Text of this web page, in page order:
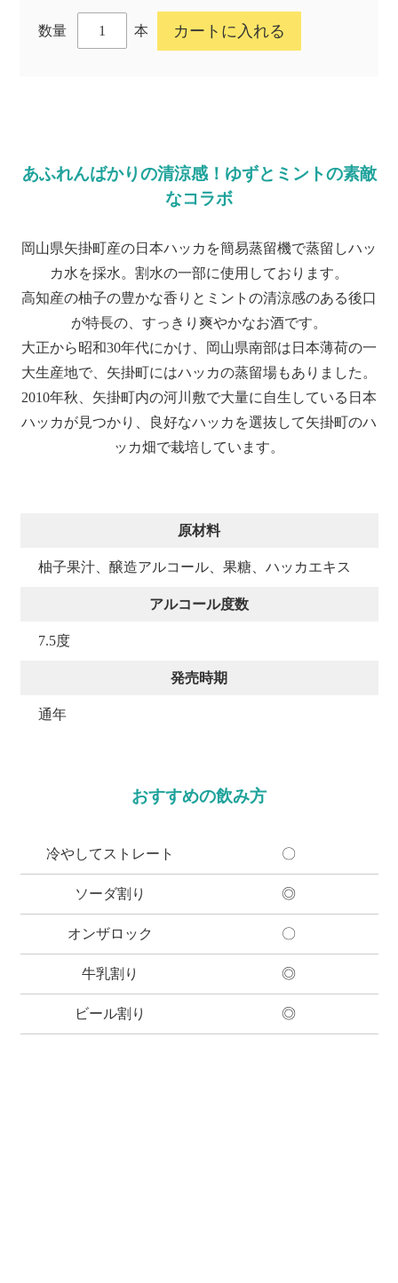
数量 本
あふれんばかりの清涼感！ゆずとミントの素敵
なコラボ
岡山県矢掛町産の日本ハッカを簡易蒸留機で蒸留しハッ
カ水を採水。割水の一部に使用しております。
高知産の柚子の豊かな香りとミントの清涼感のある後口
が特長の、すっきり爽やかなお酒です。
大正から昭和30年代にかけ、岡山県南部は日本薄荷の一
大生産地で、矢掛町にはハッカの蒸留場もありました。
2010年秋、矢掛町内の河川敷で大量に自生している日本
ハッカが見つかり、良好なハッカを選抜して矢掛町のハ
ッカ畑で栽培しています。
原材料
柚子果汁、醸造アルコール、果糖、ハッカエキス
アルコール度数
7.5度
発売時期
通年
おすすめの飲み方
冷やしてストレート 〇
ソーダ割り ◎
オンザロック 〇
牛乳割り ◎
ビール割り ◎